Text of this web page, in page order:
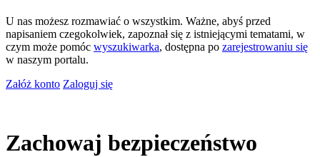
U nas możesz rozmawiać o wszystkim. Ważne, abyś przed
napisaniem czegokolwiek, zapoznał się z istniejącymi tematami, w
czym może pomóc wyszukiwarka, dostępna po zarejestrowaniu się
w naszym portalu.
Załóż konto Zaloguj się
Zachowaj bezpieczeństwo